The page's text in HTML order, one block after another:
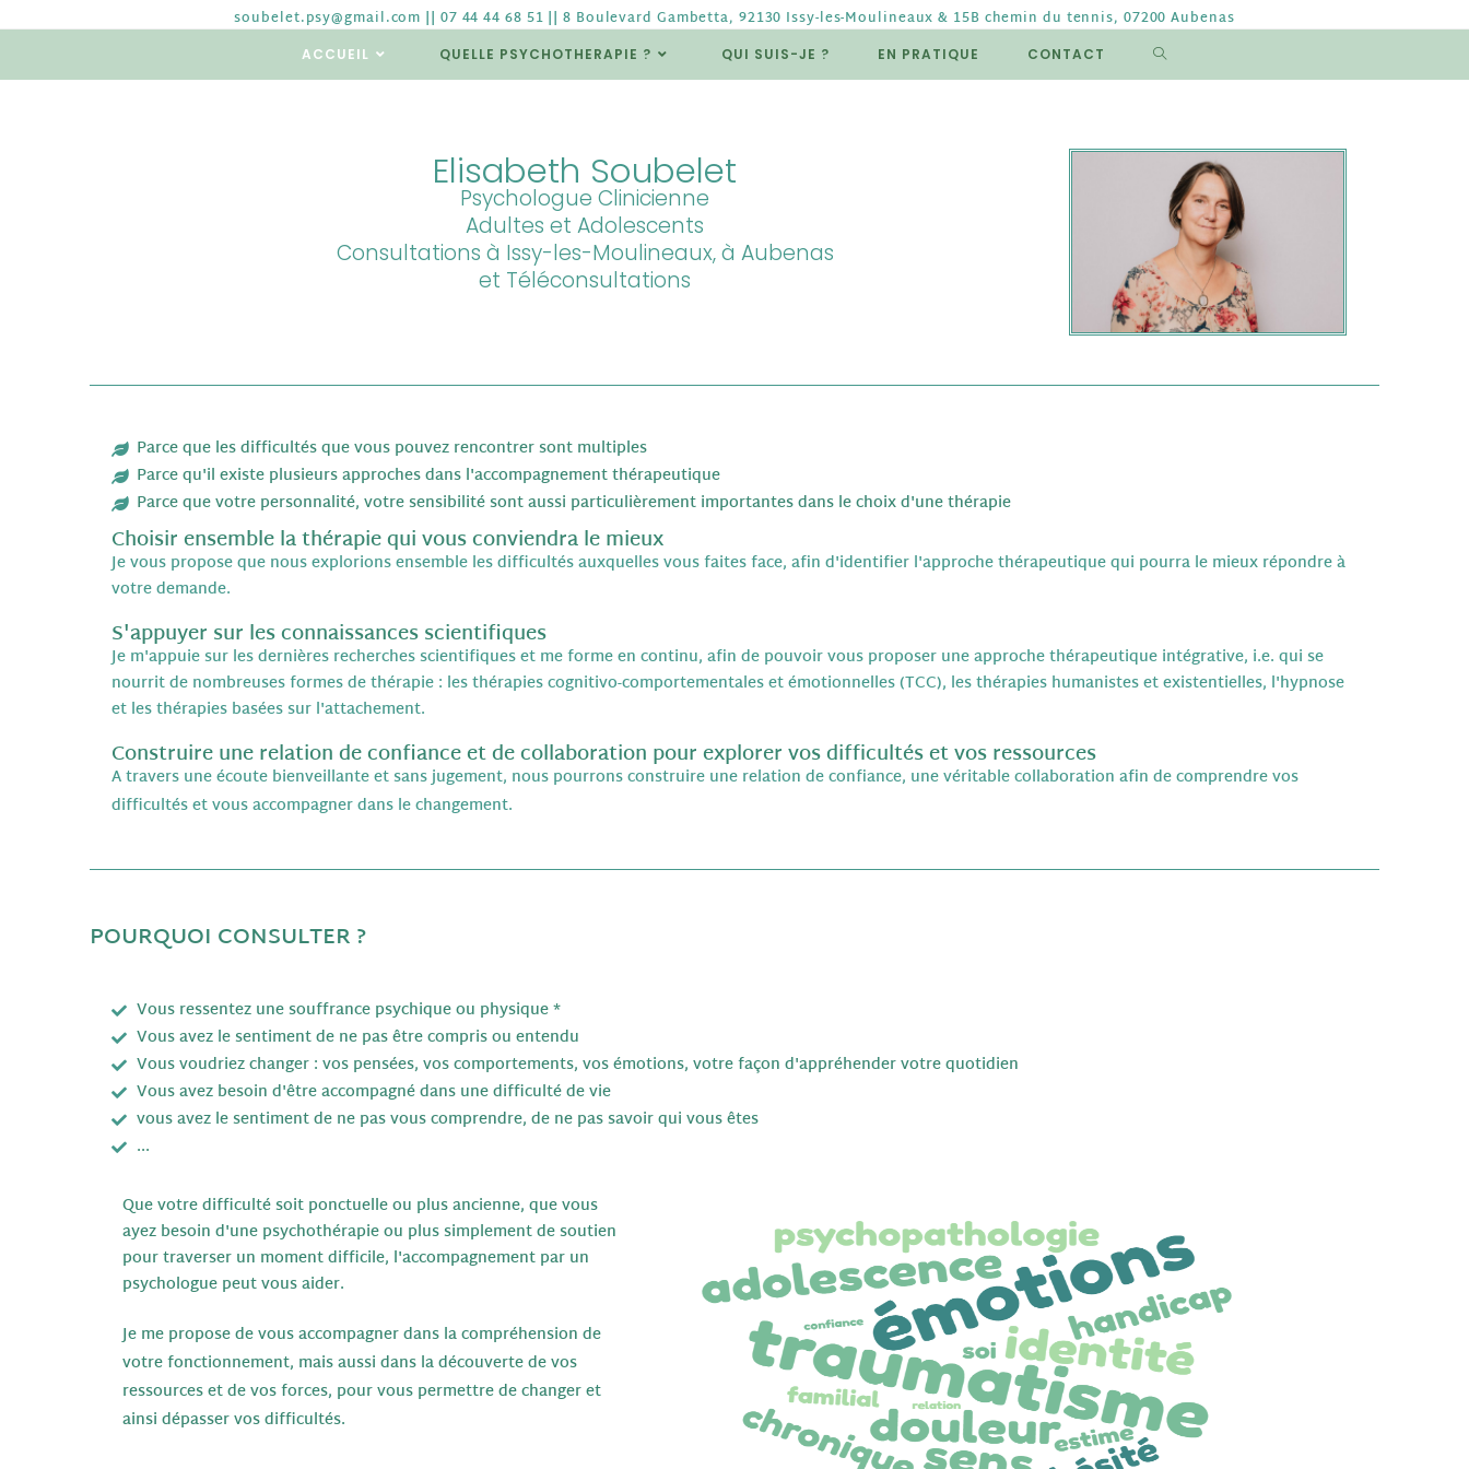
soubelet.psy@gmail.com || 07 44 44 68 51 || 8 Boulevard Gambetta, 92130 Issy-les-Moulineaux & 15B chemin du tennis, 07200 Aubenas
ACCUEIL QUELLE PSYCHOTHERAPIE ? QUI SUIS-JE ? EN PRATIQUE CONTACT
Elisabeth Soubelet
Psychologue Clinicienne
Adultes et Adolescents
Consultations à Issy-les-Moulineaux, à Aubenas
et Téléconsultations
Parce que les difficultés que vous pouvez rencontrer sont multiples
Parce qu'il existe plusieurs approches dans l'accompagnement thérapeutique
Parce que votre personnalité, votre sensibilité sont aussi particulièrement importantes dans le choix d'une thérapie
Choisir ensemble la thérapie qui vous conviendra le mieux
Je vous propose que nous explorions ensemble les difficultés auxquelles vous faites face, afin d'identifier l'approche thérapeutique qui pourra le mieux répondre à
votre demande.
S'appuyer sur les connaissances scientifiques
Je m'appuie sur les dernières recherches scientifiques et me forme en continu, afin de pouvoir vous proposer une approche thérapeutique intégrative, i.e. qui se
nourrit de nombreuses formes de thérapie : les thérapies cognitivo-comportementales et émotionnelles (TCC), les thérapies humanistes et existentielles, l'hypnose
et les thérapies basées sur l'attachement.
Construire une relation de confiance et de collaboration pour explorer vos difficultés et vos ressources
A travers une écoute bienveillante et sans jugement, nous pourrons construire une relation de confiance, une véritable collaboration afin de comprendre vos
difficultés et vous accompagner dans le changement.
POURQUOI CONSULTER ?
Vous ressentez une souffrance psychique ou physique *
Vous avez le sentiment de ne pas être compris ou entendu
Vous voudriez changer : vos pensées, vos comportements, vos émotions, votre façon d'appréhender votre quotidien
Vous avez besoin d'être accompagné dans une difficulté de vie
vous avez le sentiment de ne pas vous comprendre, de ne pas savoir qui vous êtes
...
Que votre difficulté soit ponctuelle ou plus ancienne, que vous
ayez besoin d'une psychothérapie ou plus simplement de soutien
pour traverser un moment difficile, l'accompagnement par un
psychologue peut vous aider.
Je me propose de vous accompagner dans la compréhension de
votre fonctionnement, mais aussi dans la découverte de vos
ressources et de vos forces, pour vous permettre de changer et
ainsi dépasser vos difficultés.